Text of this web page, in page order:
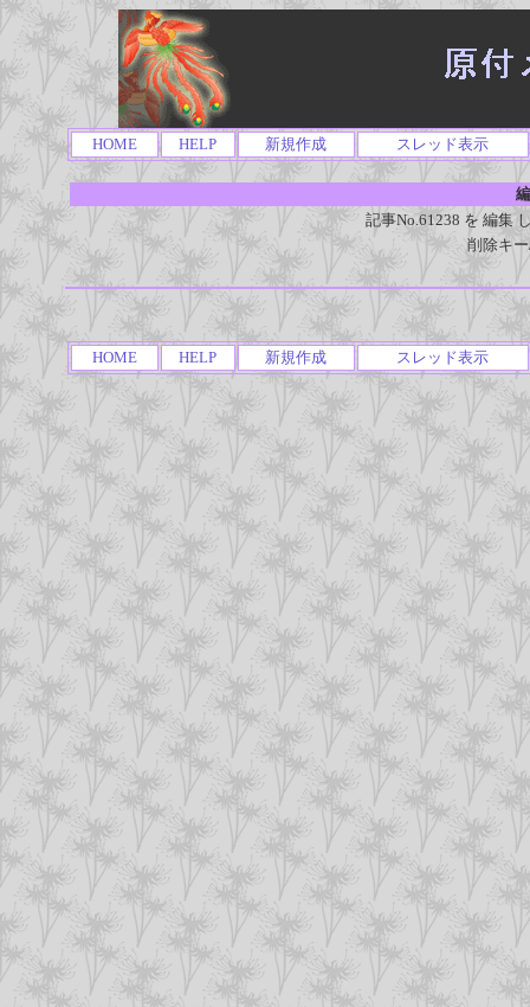
HOME HELP 新規作成 スレッド表示
記事No.61238 を 編集
削除キ
HOME HELP 新規作成 スレッド表示